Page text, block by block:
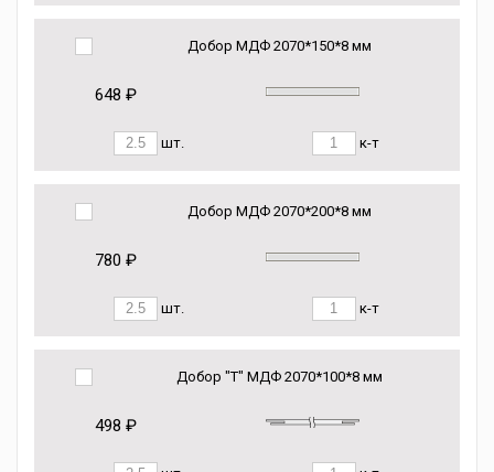
Добор МДФ 2070*150*8 мм
648 ₽
шт. к-т
Добор МДФ 2070*200*8 мм
780 ₽
шт. к-т
Добор "Т" МДФ 2070*100*8 мм
498 ₽